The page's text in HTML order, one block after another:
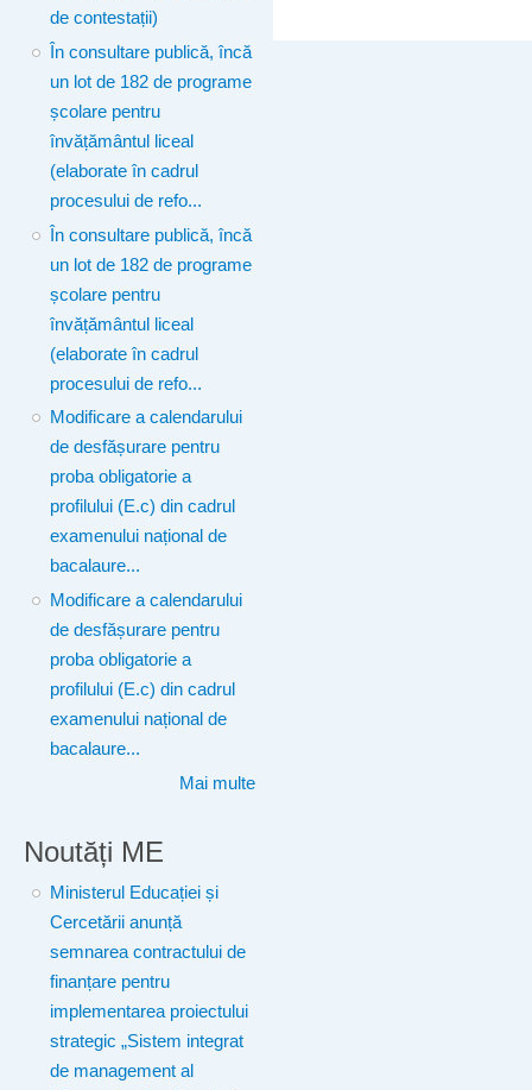
de contestații)
În consultare publică, încă
un lot de 182 de programe
școlare pentru
învățământul liceal
(elaborate în cadrul
procesului de refo...
În consultare publică, încă
un lot de 182 de programe
școlare pentru
învățământul liceal
(elaborate în cadrul
procesului de refo...
Modificare a calendarului
de desfășurare pentru
proba obligatorie a
profilului (E.c) din cadrul
examenului național de
bacalaure...
Modificare a calendarului
de desfășurare pentru
proba obligatorie a
profilului (E.c) din cadrul
examenului național de
bacalaure...
Mai multe
Noutăți ME
Ministerul Educației și
Cercetării anunță
semnarea contractului de
finanțare pentru
implementarea proiectului
strategic „Sistem integrat
de management al